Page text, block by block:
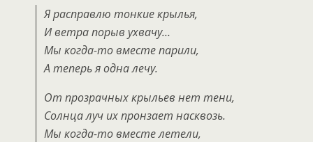
Я расправлю тонкие крылья,
И ветра порыв ухвачу…
Мы когда-то вместе парили,
А теперь я одна лечу.
От прозрачных крыльев нет тени,
Солнца луч их пронзает насквозь.
Мы когда-то вместе летели,